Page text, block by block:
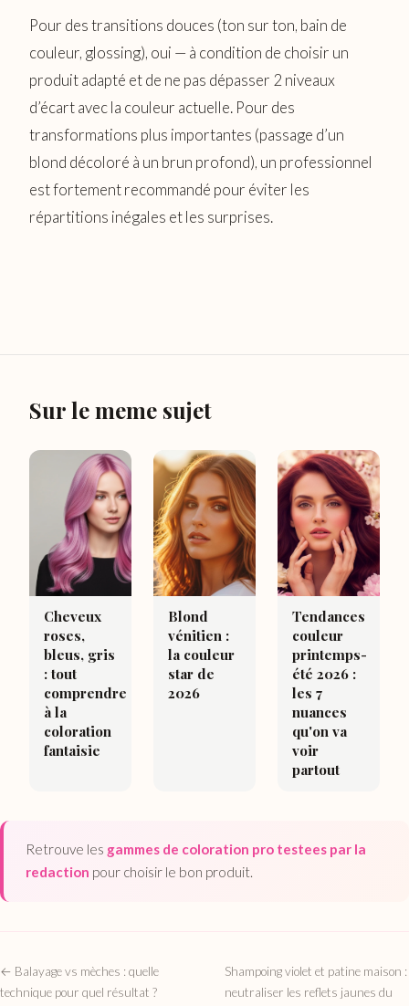
Pour des transitions douces (ton sur ton, bain de
couleur, glossing), oui — à condition de choisir un
produit adapté et de ne pas dépasser 2 niveaux
d’écart avec la couleur actuelle. Pour des
transformations plus importantes (passage d’un
blond décoloré à un brun profond), un professionnel
est fortement recommandé pour éviter les
répartitions inégales et les surprises.
Sur le meme sujet
Cheveux
roses,
bleus, gris
: tout
comprendre
à la
coloration
fantaisie
Blond
vénitien :
la couleur
star de
2026
Tendances
couleur
printemps-
été 2026 :
les 7
nuances
qu'on va
voir
partout
Retrouve les gammes de coloration pro testees par la
redaction pour choisir le bon produit.
← Balayage vs mèches : quelle
technique pour quel résultat ?
Shampoing violet et patine maison :
neutraliser les reflets jaunes du